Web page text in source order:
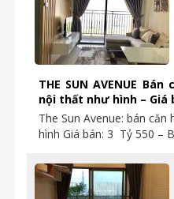
THE SUN AVENUE
nội thất như hình – Giá
The Sun Avenue: bán
hình Giá bán: 3 Tỷ 550 –